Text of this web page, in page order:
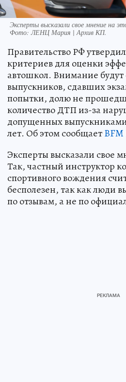
Эксперты высказали свое мнение на
Фото:ЛЕНЦ Мария | Архив КП.
Правительство РФ
критериев для оценки
автошкол. Внимание
выпускников, сдавших
попытки, долю не
количество ДТП из-за
допущенных
лет. Об этом сообщаетBFM
Эксперты высказали свое
Так, частный инструктор
спортивного вождения
бесполезен, так как люди
по отзывам, а не по